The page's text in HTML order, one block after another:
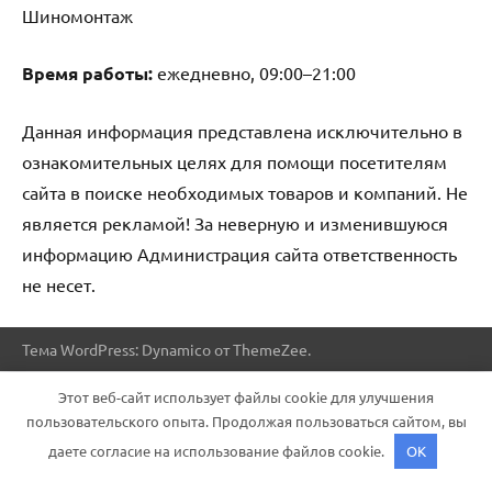
Шиномонтаж
Время работы: ежедневно, 09:00–21:00
Данная информация представлена исключительно в
ознакомительных целях для помощи посетителям
сайта в поиске необходимых товаров и компаний. Не
является рекламой! За неверную и изменившуюся
информацию Администрация сайта ответственность
не несет.
Тема WordPress: Dynamico от ThemeZee.
Этот веб-сайт использует файлы cookie для улучшения
пользовательского опыта. Продолжая пользоваться сайтом, вы
даете согласие на использование файлов cookie.
OK